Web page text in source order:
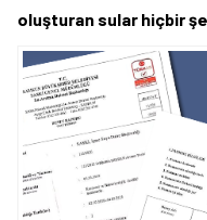
oluşturan sular hiçbir